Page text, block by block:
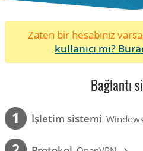
Zaten bir hesabınız
kullanıcı mı?
Bağlantı
1 İşletim sistemi